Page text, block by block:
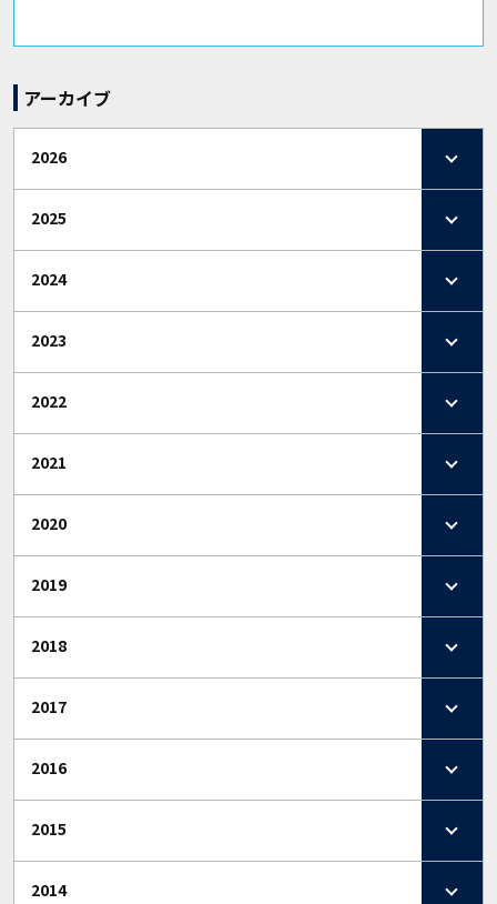
アーカイブ
2026
2025
2024
2023
2022
2021
2020
2019
2018
2017
2016
2015
2014